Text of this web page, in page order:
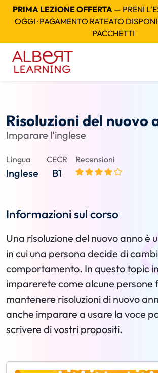
PRIMA LEZIONE OFFERTA — PRENI
OGGI · PAGAMENTO RATEATO
PACCHETTI
Risoluzioni del nuovo
Imparare l'inglese
Lingua
Inglese
CECR
B1
Recensioni
Informazioni sul corso
Una risoluzione del nuovo anno è
in cui una persona decide di
comportamento. In questo topic
imparerete come alcune persone
mantenere risoluzioni di nuovo
anche imparare a usare la voce
scrivere di vostri propositi.